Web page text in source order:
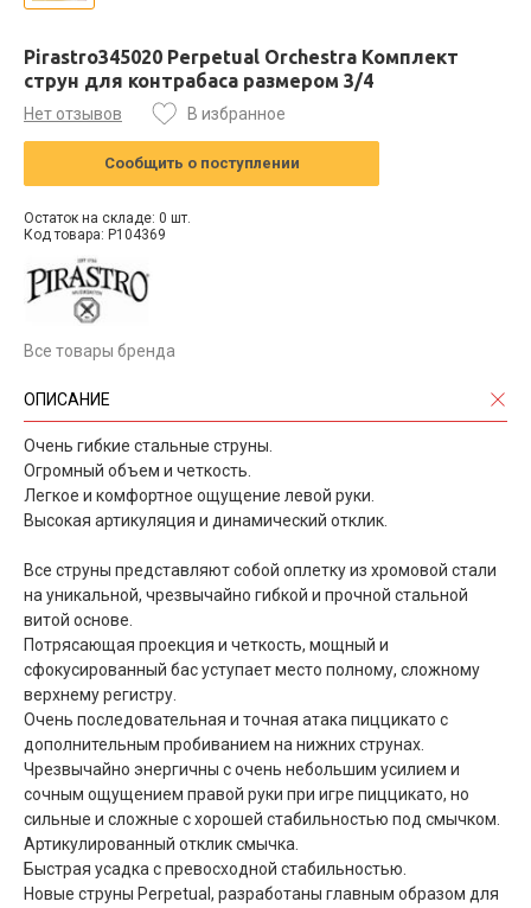
Pirastro345020 Perpetual Orchestra Комплект
струн для контрабаса размером 3/4
Нет отзывов В избранное
Сообщить о поступлении
Остаток на складе: 0 шт.
Код товара: P104369
Все товары бренда
ОПИСАНИЕ
Очень гибкие стальные струны.
Огромный объем и четкость.
Легкое и комфортное ощущение левой руки.
Высокая артикуляция и динамический отклик.
Все струны представляют собой оплетку из хромовой стали
на уникальной, чрезвычайно гибкой и прочной стальной
витой основе.
Потрясающая проекция и четкость, мощный и
сфокусированный бас уступает место полному, сложному
верхнему регистру.
Очень последовательная и точная атака пиццикато с
дополнительным пробиванием на нижних струнах.
Чрезвычайно энергичны с очень небольшим усилием и
сочным ощущением правой руки при игре пиццикато, но
сильные и сложные с хорошей стабильностью под смычком.
Артикулированный отклик смычка.
Быстрая усадка с превосходной стабильностью.
Новые струны Perpetual, разработаны главным образом для